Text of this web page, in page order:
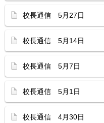
校長通信 5月27日
校長通信 5月14日
校長通信 5月7日
校長通信 5月1日
校長通信 4月30日